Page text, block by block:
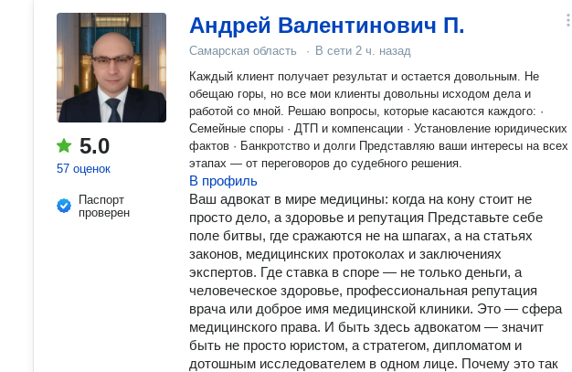
5.0
57 оценок
Паспорт
проверен
Андрей Валентинович П.
Самарская область · В сети 2 ч. назад
Каждый клиент получает результат и остается довольным. Не
обещаю горы, но все мои клиенты довольны исходом дела и
работой со мной. Решаю вопросы, которые касаются каждого: ·
Семейные споры · ДТП и компенсации · Установление юридических
фактов · Банкротство и долги Представляю ваши интересы на всех
этапах — от переговоров до судебного решения.
В профиль
Ваш адвокат в мире медицины: когда на кону стоит не
просто дело, а здоровье и репутация Представьте себе
поле битвы, где сражаются не на шпагах, а на статьях
законов, медицинских протоколах и заключениях
экспертов. Где ставка в споре — не только деньги, а
человеческое здоровье, профессиональная репутация
врача или доброе имя медицинской клиники. Это — сфера
медицинского права. И быть здесь адвокатом — значит
быть не просто юристом, а стратегом, дипломатом и
дотошным исследователем в одном лице. Почему это так